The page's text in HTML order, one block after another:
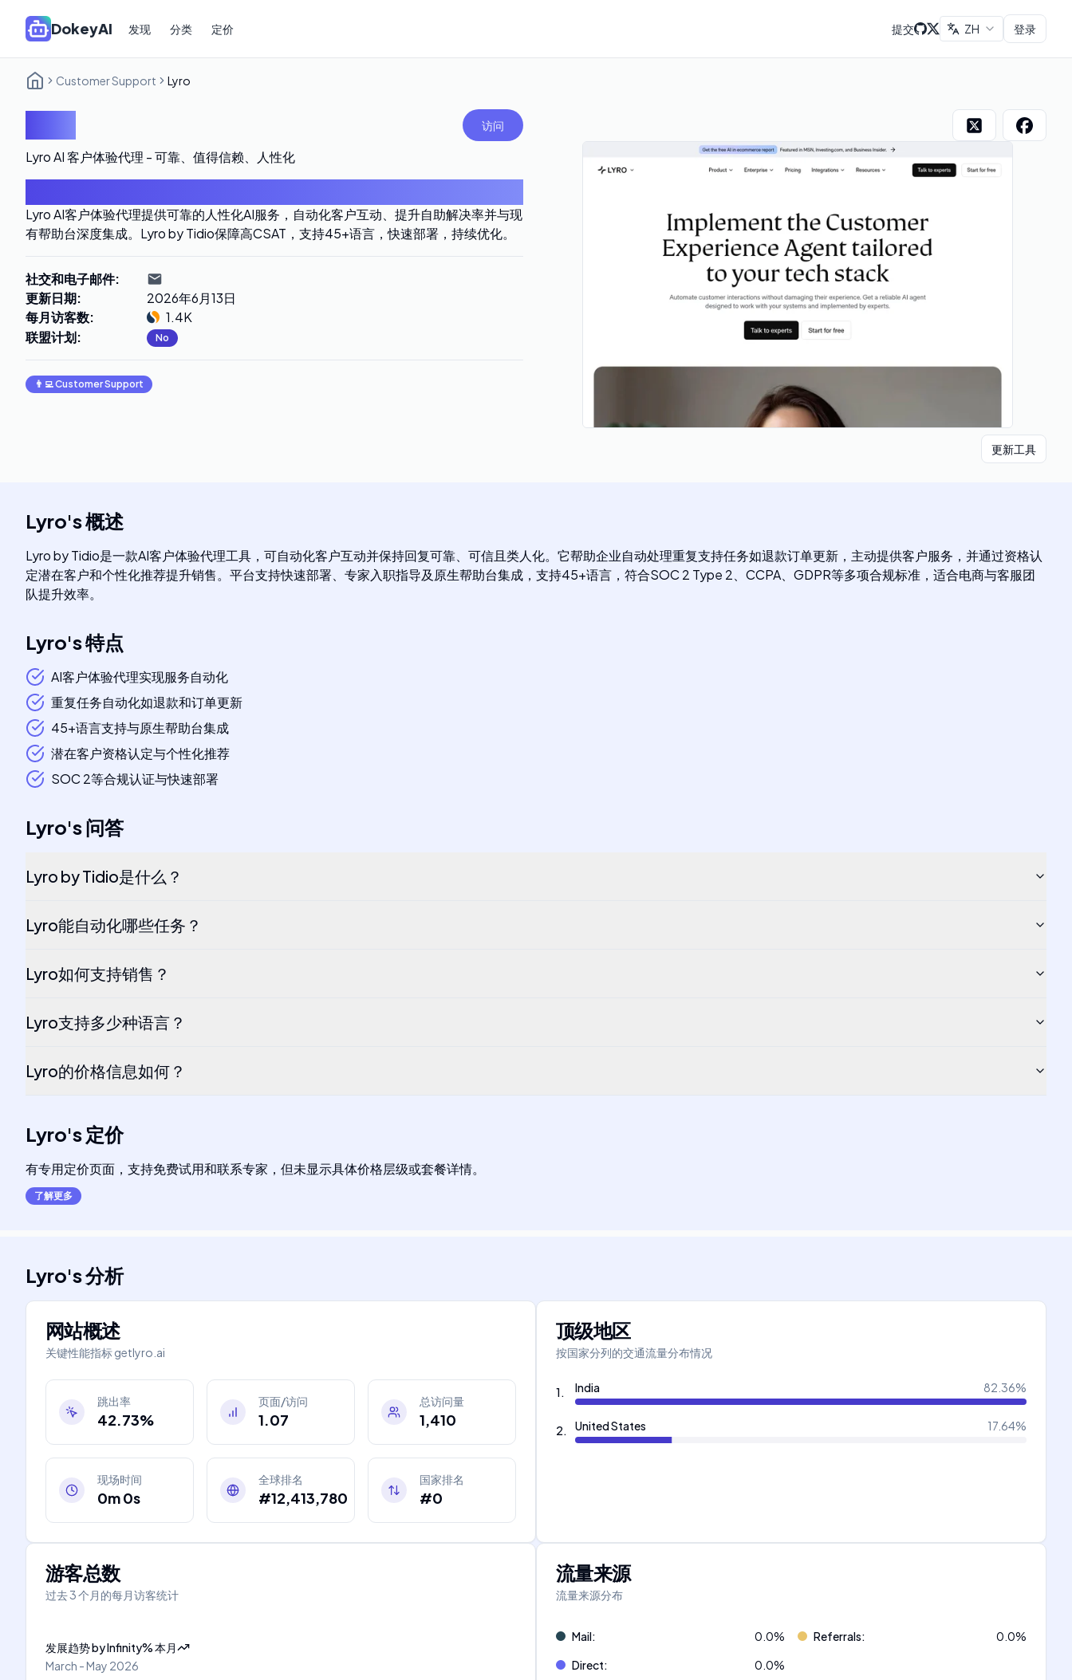
DokeyAI 发现 分类 定价 提交 ZH 登录
Customer Support Lyro
访问
Lyro AI 客户体验代理 - 可靠、值得信赖、人性化
Lyro AI客户体验代理提供可靠的人性化AI服务，自动化客户互动、提升自助解决率并与现
有帮助台深度集成。Lyro by Tidio保障高CSAT，支持45+语言，快速部署，持续优化。
社交和电子邮件:
更新日期:
2026年6月13日
每月访客数:
1.4K
联盟计划: No
👨‍💻Customer Support
更新工具
Lyro's概述
Lyro by Tidio是一款AI客户体验代理工具，可自动化客户互动并保持回复可靠、可信且类人化。它帮助企业自动处理重复支持任务如退款订单更新，主动提供客户服务，并通过资格认
定潜在客户和个性化推荐提升销售。平台支持快速部署、专家入职指导及原生帮助台集成，支持45+语言，符合SOC 2 Type 2、CCPA、GDPR等多项合规标准，适合电商与客服团
队提升效率。
Lyro's特点
AI客户体验代理实现服务自动化
重复任务自动化如退款和订单更新
45+语言支持与原生帮助台集成
潜在客户资格认定与个性化推荐
SOC 2等合规认证与快速部署
Lyro's问答
Lyro by Tidio是什么？
Lyro能自动化哪些任务？
Lyro如何支持销售？
Lyro支持多少种语言？
Lyro的价格信息如何？
Lyro's 定价
有专用定价页面，支持免费试用和联系专家，但未显示具体价格层级或套餐详情。
了解更多
Lyro's分析
网站概述
关键性能指标getlyro.ai
跳出率
42.73%
页面/访问
1.07
总访问量
1,410
现场时间
0m 0s
全球排名
#12,413,780
国家排名
#0
顶级地区
按国家分列的交通流量分布情况
1. India 82.36%
2. United States 17.64%
游客总数
过去 3 个月的每月访客统计
发展趋势byInfinity%本月
March - May 2026
流量来源
流量来源分布
Mail: 0.0% Referrals: 0.0%
Direct: 0.0%